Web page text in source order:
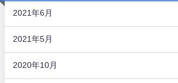
2021年6月
2021年5月
2020年10月